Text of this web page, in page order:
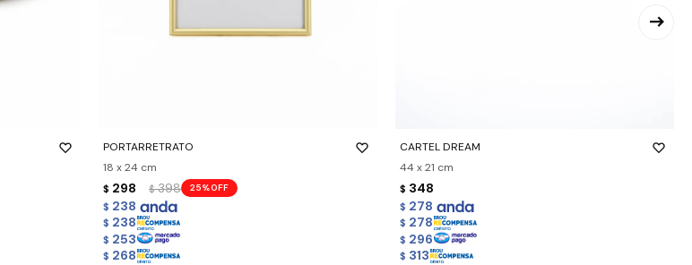
PORTARRETRATO
18 x 24 cm
$ 298 $ 398 25
$ 238
$ 238
$ 253
$ 268
CARTEL DREAM
44 x 21 cm
$ 348
$ 278
$ 278
$ 296
$ 313